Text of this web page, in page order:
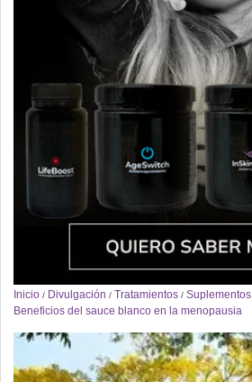
Inicio / Divulgación / Tratamientos / Suplementos
Beneficios del sauce blanco en la menopausia